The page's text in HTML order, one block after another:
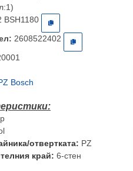
BSH1180
2608522402
Bosch
отвертката: PZ
край: 6-стен